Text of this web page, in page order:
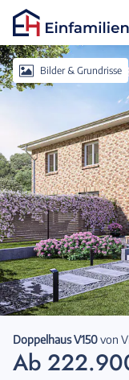
AnmeldenBilder & Grundrisse
Doppelhaus V150von
Ab